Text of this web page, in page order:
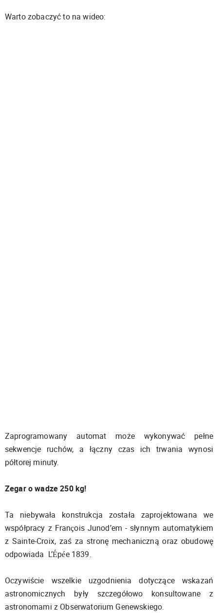
Warto zobaczyć to na wideo:
Zaprogramowany automat może wykonywać pełne
sekwencje ruchów, a łączny czas ich trwania wynosi
półtorej minuty.
Zegar o wadze 250 kg!
Ta niebywała konstrukcja została zaprojektowana we
współpracy z François Junod’em - słynnym automatykiem
z Sainte-Croix, zaś za stronę mechaniczną oraz obudowę
odpowiada L’Épée 1839.
Oczywiście wszelkie uzgodnienia dotyczące wskazań
astronomicznych były szczegółowo konsultowane z
astronomami z Obserwatorium Genewskiego.